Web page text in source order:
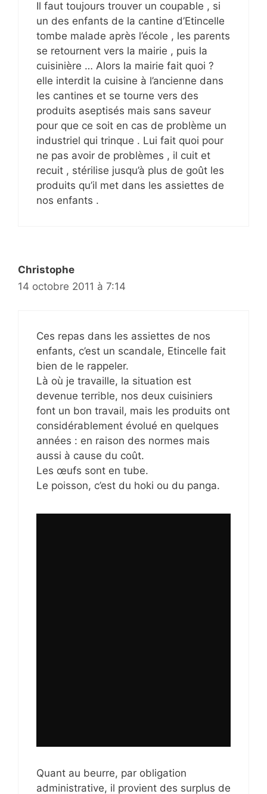
Il faut toujours trouver un coupable , si
un des enfants de la cantine d’Etincelle
tombe malade après l’école , les parents
se retournent vers la mairie , puis la
cuisinière … Alors la mairie fait quoi ?
elle interdit la cuisine à l’ancienne dans
les cantines et se tourne vers des
produits aseptisés mais sans saveur
pour que ce soit en cas de problème un
industriel qui trinque . Lui fait quoi pour
ne pas avoir de problèmes , il cuit et
recuit , stérilise jusqu’à plus de goût les
produits qu’il met dans les assiettes de
nos enfants .
Christophe
14 octobre 2011 à 7:14
Ces repas dans les assiettes de nos
enfants, c’est un scandale, Etincelle fait
bien de le rappeler.
Là où je travaille, la situation est
devenue terrible, nos deux cuisiniers
font un bon travail, mais les produits ont
considérablement évolué en quelques
années : en raison des normes mais
aussi à cause du coût.
Les œufs sont en tube.
Le poisson, c’est du hoki ou du panga.
Quant au beurre, par obligation
administrative, il provient des surplus de